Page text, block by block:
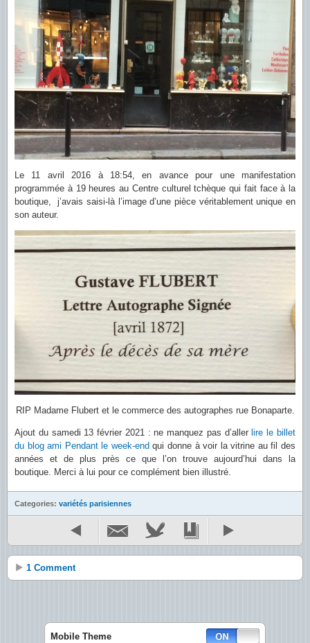
Le 11 avril 2016 à 18:54, en avance pour une manifestation
programmée à 19 heures au Centre culturel tchèque qui fait face à la
boutique, j’avais saisi-là l’image d’une pièce véritablement unique en
son auteur.
RIP Madame Flubert et le commerce des autographes rue Bonaparte.
Ajout du samedi 13 février 2021 : ne manquez pas d’aller lire le billet
du blog ami Pendant le week-end qui donne à voir la vitrine au fil des
années et de plus près ce que l’on trouve aujourd’hui dans la
boutique. Merci à lui pour ce complément bien illustré.
Categories: variétés parisiennes
1 Comment
Mobile Theme